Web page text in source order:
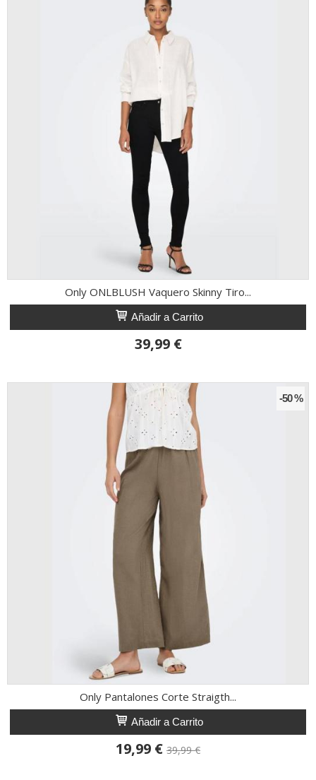
Only ONLBLUSH Vaquero Skinny Tiro...
Añadir a Carrito
39,99 €
-50 %
Only Pantalones Corte Straigth...
Añadir a Carrito
19,99 € 39,99 €